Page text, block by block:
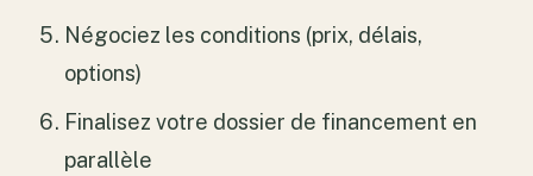
Négociez les conditions (prix, délais,
options)
Finalisez votre dossier de financement en
parallèle